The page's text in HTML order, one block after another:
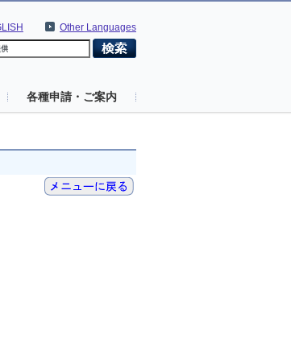
Other Languages
各種申請・ご案内